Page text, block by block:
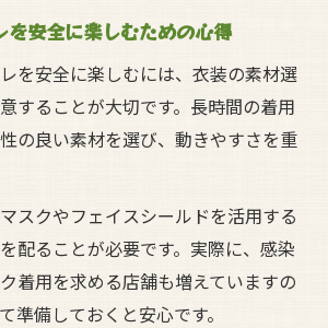
を安全に楽しむための心得
を安全に楽しむには、衣装の素材選
することが大切です。長時間の着用
の良い素材を選び、動きやすさを重
スクやフェイスシールドを活用する
配ることが必要です。実際に、感染
着用を求める店舗も増えていますの
準備しておくと安心です。